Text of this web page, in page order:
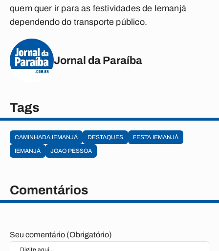
quem quer ir para as festividades de Iemanjá
dependendo do transporte público.
Jornal da Paraíba
Tags
CAMINHADA IEMANJÁ DESTAQUES
FESTA IEMANJÁ
IEMANJÁ
JOAO PESSOA
Comentários
Seu comentário (Obrigatório)